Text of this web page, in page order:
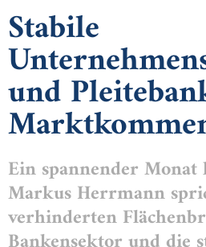
Stabile
und
Ein spannender
Markus Herrmann
verhinderten